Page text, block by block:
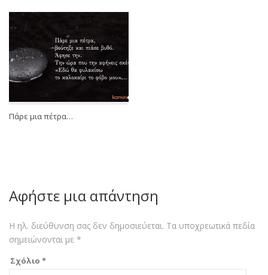
Πάρε μια πέτρα…
Αφήστε μια απάντηση
Η ηλ. διεύθυνση σας δεν δημοσιεύεται. Τα υποχρεωτικά πεδία
σημειώνονται με *
Σχόλιο *